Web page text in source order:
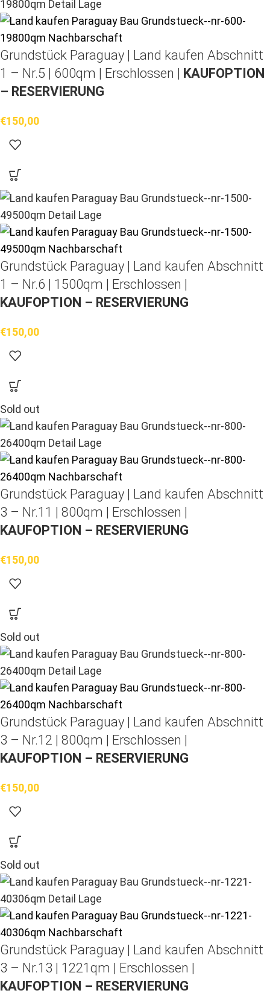
Grundstück Paraguay | Land kaufen Abschnitt
1 – Nr.5 | 600qm | Erschlossen | KAUFOPTION
– RESERVIERUNG
€150,00
Grundstück Paraguay | Land kaufen Abschnitt
1 – Nr.6 | 1500qm | Erschlossen |
KAUFOPTION – RESERVIERUNG
€150,00
Sold out
Grundstück Paraguay | Land kaufen Abschnitt
3 – Nr.11 | 800qm | Erschlossen |
KAUFOPTION – RESERVIERUNG
€150,00
Sold out
Grundstück Paraguay | Land kaufen Abschnitt
3 – Nr.12 | 800qm | Erschlossen |
KAUFOPTION – RESERVIERUNG
€150,00
Sold out
Grundstück Paraguay | Land kaufen Abschnitt
3 – Nr.13 | 1221qm | Erschlossen |
KAUFOPTION – RESERVIERUNG